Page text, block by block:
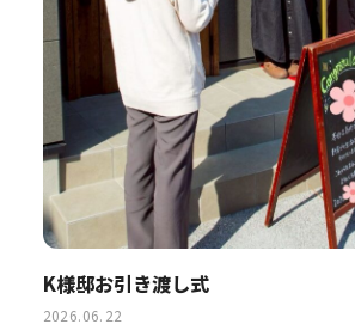
K様邸お引き渡し式
2026.06.22